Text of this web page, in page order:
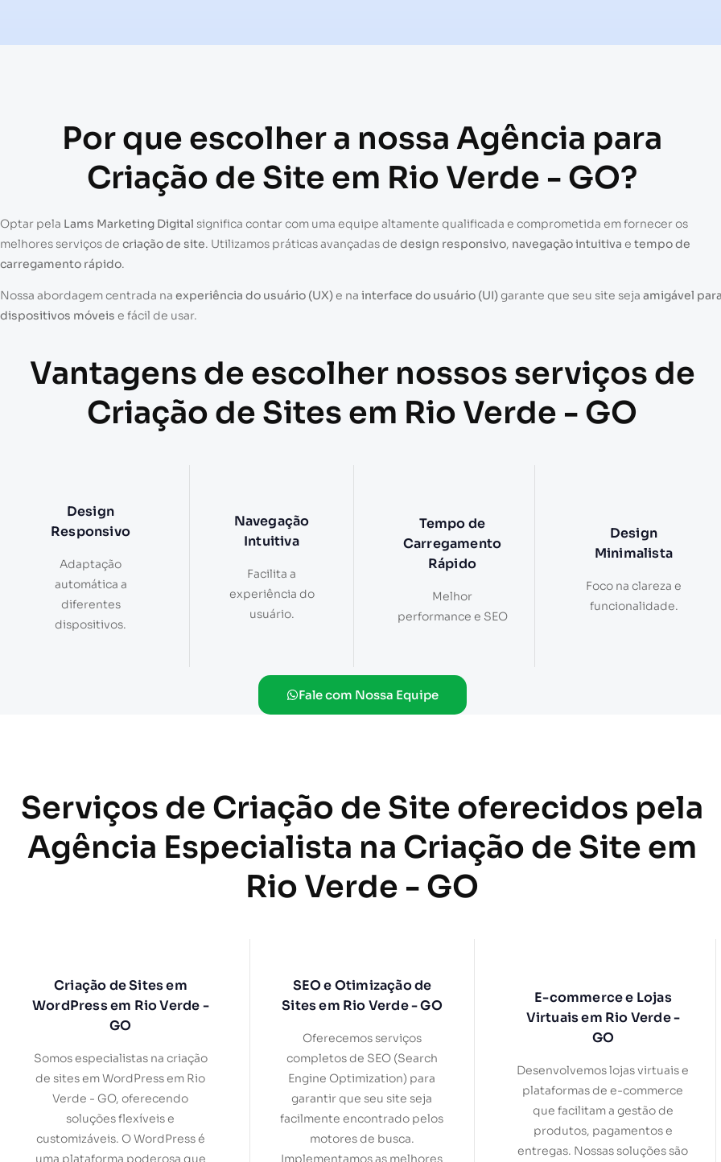
Por que escolher a nossa Agência para
Criação de Site em Rio Verde - GO?
Optar pela Lams Marketing Digital significa contar com uma equipe altamente qualificada e comprometida em fornecer os
melhores serviços de criação de site. Utilizamos práticas avançadas de design responsivo, navegação intuitiva e tempo de
carregamento rápido.
Nossa abordagem centrada na experiência do usuário (UX)e na interface do usuário (UI)garante que seu site seja amigável
dispositivos móveis e fácil de usar.
Vantagens de escolher nossos serviços de
Criação de Sites em Rio Verde - GO
Design
Responsivo
Adaptação
automática a
diferentes
dispositivos.
Navegação
Intuitiva
Facilita a
experiência do
usuário.
Tempo de
Carregamento
Rápido
Melhor
performance e SEO
Design
Minimalista
Foco na clareza e
funcionalidade.
Fale com Nossa Equipe
Serviços de Criação de Site oferecidos pela
Agência Especialista na Criação de Site em
Rio Verde - GO
Criação de Sites em
WordPress em Rio Verde -
GO
Somos especialistas na criação
de sites em WordPress em Rio
Verde - GO, oferecendo
soluções flexíveis e
customizáveis. O WordPress é
uma plataforma poderosa que
SEO e Otimização de
Sites em Rio Verde - GO
Oferecemos serviços
completos de SEO (Search
Engine Optimization) para
garantir que seu site seja
facilmente encontrado pelos
motores de busca.
Implementamos as melhores
E-commerce e Lojas
Virtuais em Rio Verde -
GO
Desenvolvemos lojas virtuais e
plataformas de e-commerce
que facilitam a gestão de
produtos, pagamentos e
entregas. Nossas soluções são